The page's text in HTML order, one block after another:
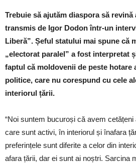
Trebuie să ajutăm diaspora să revină
transmis de Igor Dodon într-un
Liberă”. Șeful statului mai spune că
„electorat paralel” a fost interpretat
faptul că moldovenii de peste
politice, care nu corespund cu cele
interiorul țării.
“Noi suntem bucuroși că avem
care sunt activi, în interiorul și înafara
preferințele sunt diferite a celor din
afara țării, dar ei sunt ai noștri. Sarcina